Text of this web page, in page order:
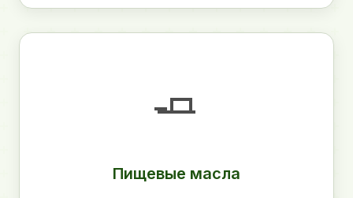
🧈
Пищевые масла